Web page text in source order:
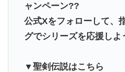
ャンペーン??
公式Xをフォローして、
グでシリーズを応援しよ
▼聖剣伝説はこちら